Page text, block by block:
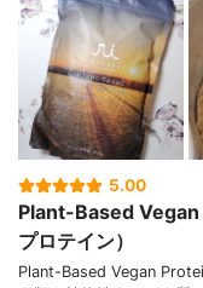
5.00
Plant-Based Vegan
プロテイン）
Plant-Based Vegan